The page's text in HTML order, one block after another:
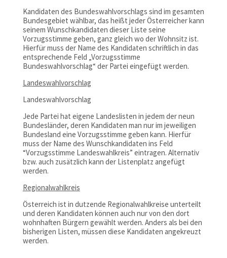
Kandidaten des Bundeswahlvorschlags sind im gesamten
Bundesgebiet wählbar, das heißt jeder Österreicher kann
seinem Wunschkandidaten dieser Liste seine
Vorzugsstimme geben, ganz gleich wo der Wohnsitz ist.
Hierfür muss der Name des Kandidaten schriftlich in das
entsprechende Feld „Vorzugsstimme
Bundeswahlvorschlag“ der Partei eingefügt werden.
Landeswahlvorschlag
Landeswahlvorschlag
Jede Partei hat eigene Landeslisten in jedem der neun
Bundesländer, deren Kandidaten man nur im jeweiligen
Bundesland eine Vorzugsstimme geben kann. Hierfür
muss der Name des Wunschkandidaten ins Feld
“Vorzugsstimme Landeswahlkreis” eintragen. Alternativ
bzw. auch zusätzlich kann der Listenplatz angefügt
werden.
Regionalwahlkreis
Österreich ist in dutzende Regionalwahlkreise unterteilt
und deren Kandidaten können auch nur von den dort
wohnhaften Bürgern gewählt werden. Anders als bei den
bisherigen Listen, müssen diese Kandidaten angekreuzt
werden.